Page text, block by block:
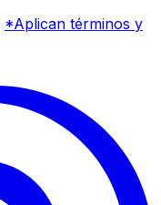
*Aplican términos y